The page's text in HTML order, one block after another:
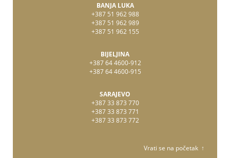
BANJA LUKA
+387 51 962 988
+387 51 962 989
+387 51 962 155
BIJELJINA
+387 64 4600-912
+387 64 4600-915
SARAJEVO
+387 33 873 770
+387 33 873 771
+387 33 873 772
Vrati se na početak ↑